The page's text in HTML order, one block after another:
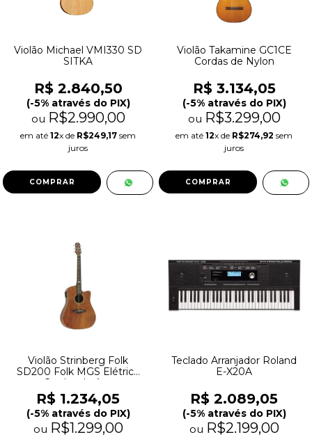
Violão Michael VMI330 SD
SITKA
R$ 2.840,50
(-5% através do PIX)
ou R$2.990,00
em até 12x de R$249,17 sem
juros
Violão Takamine GC1CE
Cordas de Nylon
R$ 3.134,05
(-5% através do PIX)
ou R$3.299,00
em até 12x de R$274,92 sem
juros
Violão Strinberg Folk
SD200 Folk MGS Elétrico
Cordas de Aço
R$ 1.234,05
(-5% através do PIX)
ou R$1.299,00
Teclado Arranjador Roland
E-X20A
R$ 2.089,05
(-5% através do PIX)
ou R$2.199,00